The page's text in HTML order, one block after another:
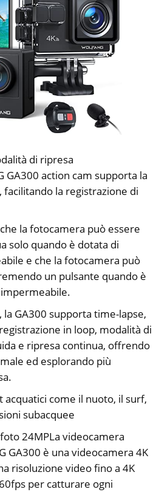
di ripresa
GA300 action cam supporta la
facilitando la registrazione di
la fotocamera può essere
solo quando è dotata di
e che la fotocamera può
un pulsante quando è
GA300 supporta time-lapse,
in loop, modalità di
e ripresa continua, offrendo
ed esplorando più
acquatici come il nuoto, il surf,
subacquee
24MPLa videocamera
GA300 è una videocamera 4K
risoluzione video fino a 4K
per catturare ogni